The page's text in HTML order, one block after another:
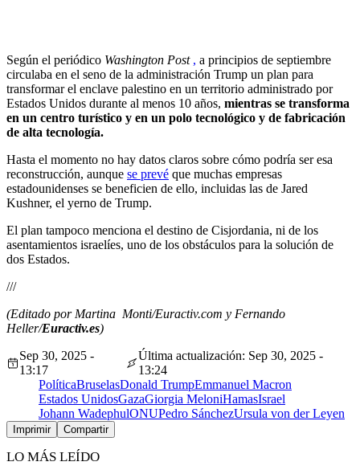
Según el periódico Washington Post , a principios de septiembre
circulaba en el seno de la administración Trump un plan para
transformar el enclave palestino en un territorio administrado por
Estados Unidos durante al menos 10 años, mientras se transforma
en un centro turístico y en un polo tecnológico y de fabricación
de alta tecnología.
Hasta el momento no hay datos claros sobre cómo podría ser esa
reconstrucción, aunque se prevé que muchas empresas
estadounidenses se beneficien de ello, incluidas las de Jared
Kushner, el yerno de Trump.
El plan tampoco menciona el destino de Cisjordania, ni de los
asentamientos israelíes, uno de los obstáculos para la solución de
dos Estados.
///
(Editado por Martina Monti/Euractiv.com y Fernando
Heller/Euractiv.es)
Sep 30, 2025 -
13:17
Última actualización: Sep 30, 2025 -
13:24
PolíticaBruselasDonald TrumpEmmanuel Macron
Estados UnidosGazaGiorgia MeloniHamasIsrael
Johann WadephulONUPedro SánchezUrsula von der Leyen
Imprimir Compartir
LO MÁS LEÍDO